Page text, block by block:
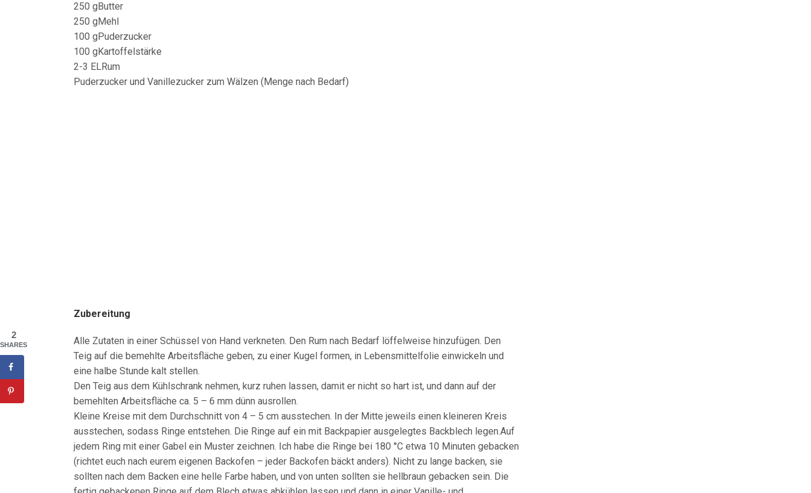
250 gButter
250 gMehl
100 gPuderzucker
100 gKartoffelstärke
2-3 ELRum
Puderzucker und Vanillezucker zum Wälzen (Menge nach Bedarf)
Zubereitung
Alle Zutaten in einer Schüssel von Hand verkneten. Den Rum nach Bedarf löffelweise hinzufügen. Den
Teig auf die bemehlte Arbeitsfläche geben, zu einer Kugel formen, in Lebensmittelfolie einwickeln und
eine halbe Stunde kalt stellen.
Den Teig aus dem Kühlschrank nehmen, kurz ruhen lassen, damit er nicht so hart ist, und dann auf der
bemehlten Arbeitsfläche ca. 5 – 6 mm dünn ausrollen.
Kleine Kreise mit dem Durchschnitt von 4 – 5 cm ausstechen. In der Mitte jeweils einen kleineren Kreis
ausstechen, sodass Ringe entstehen. Die Ringe auf ein mit Backpapier ausgelegtes Backblech legen.Auf
jedem Ring mit einer Gabel ein Muster zeichnen. Ich habe die Ringe bei 180 °C etwa 10 Minuten gebacken
(richtet euch nach eurem eigenen Backofen – jeder Backofen bäckt anders). Nicht zu lange backen, sie
sollten nach dem Backen eine helle Farbe haben, und von unten sollten sie hellbraun gebacken sein. Die
2
SHARES